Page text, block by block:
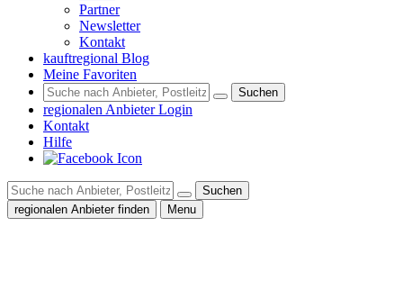
Partner
Newsletter
Kontakt
kauftregional Blog
Meine Favoriten
Suchen
regionalen Anbieter Login
Kontakt
Hilfe
Suchen
regionalen Anbieter finden
Menu